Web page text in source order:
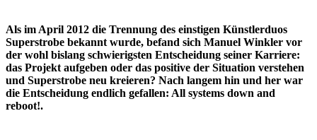
Als im April 2012 die Trennung des einstigen Künstlerduos
Superstrobe bekannt wurde, befand sich Manuel Winkler vor
der wohl bislang schwierigsten Entscheidung seiner Karriere:
das Projekt aufgeben oder das positive der Situation verstehen
und Superstrobe neu kreieren? Nach langem hin und her war
die Entscheidung endlich gefallen: All systems down and
reboot!.